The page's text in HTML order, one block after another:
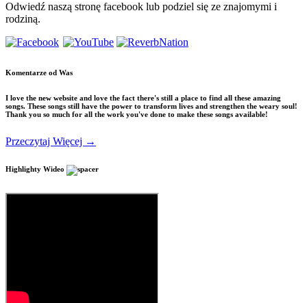
Odwiedź naszą stronę facebook lub podziel się ze znajomymi i
rodziną.
Komentarze od Was
I love the new website and love the fact there's still a place to find all these amazing
songs. These songs still have the power to transform lives and strengthen the weary soul!
Thank you so much for all the work you've done to make these songs available!
Przeczytaj Więcej →
Highlighty Wideo